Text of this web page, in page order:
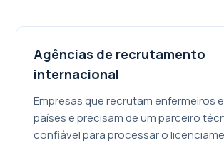
Agências de recrutamento
internacional
Empresas que recrutam enfermeiros
países e precisam de um parceiro
confiável para processar o